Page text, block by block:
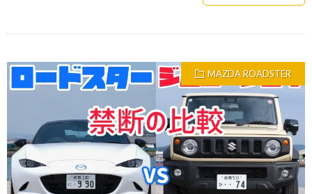
MAZDA ROADSTER